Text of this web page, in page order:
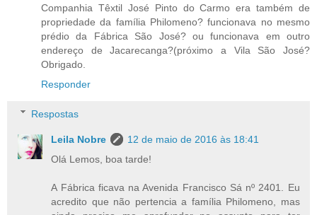
Companhia Têxtil José Pinto do Carmo era também de
propriedade da família Philomeno? funcionava no mesmo
prédio da Fábrica São José? ou funcionava em outro
endereço de Jacarecanga?(próximo a Vila São José?
Obrigado.
Responder
Respostas
Leila Nobre
12 de maio de 2016 às 18:41
Olá Lemos, boa tarde!
A Fábrica ficava na Avenida Francisco Sá nº 2401. Eu
acredito que não pertencia a família Philomeno, mas